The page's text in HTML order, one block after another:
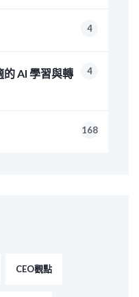
4
AI 學習與轉
4
168
CEO觀點